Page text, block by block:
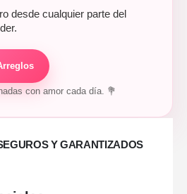
desde cualquier parte del
con amor cada día. 💐
Y GARANTIZADOS